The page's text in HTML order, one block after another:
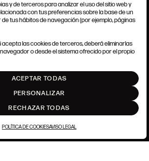
GENERALES
POLÍTICA DE COOKIES
AJUSTE DE COOKIES
y de terceros para analizar el uso del sitio web y
con tus preferencias sobre la base de un
tus hábitos de navegación (por ejemplo, páginas
acepta las cookies de terceros, deberá eliminarlas
o desde el sistema ofrecido por el propio
ACEPTAR TODAS
PERSONALIZAR
RECHAZAR TODAS
POLÍTICA DE COOKIESAVISO LEGAL